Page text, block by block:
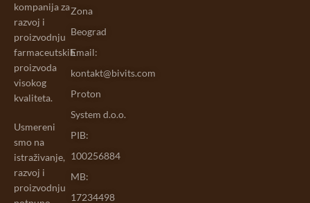
kompanija za
razvoj i
proizvodnju
farmaceutskih
proizvoda
visokog
kvaliteta.
Usmereni
smo na
istraživanje,
razvoj i
proizvodnju
Zona
Beograd
Email:
kontakt@bivits.com
Proton
System d.o.o.
PIB:
100256884
MB:
17234498